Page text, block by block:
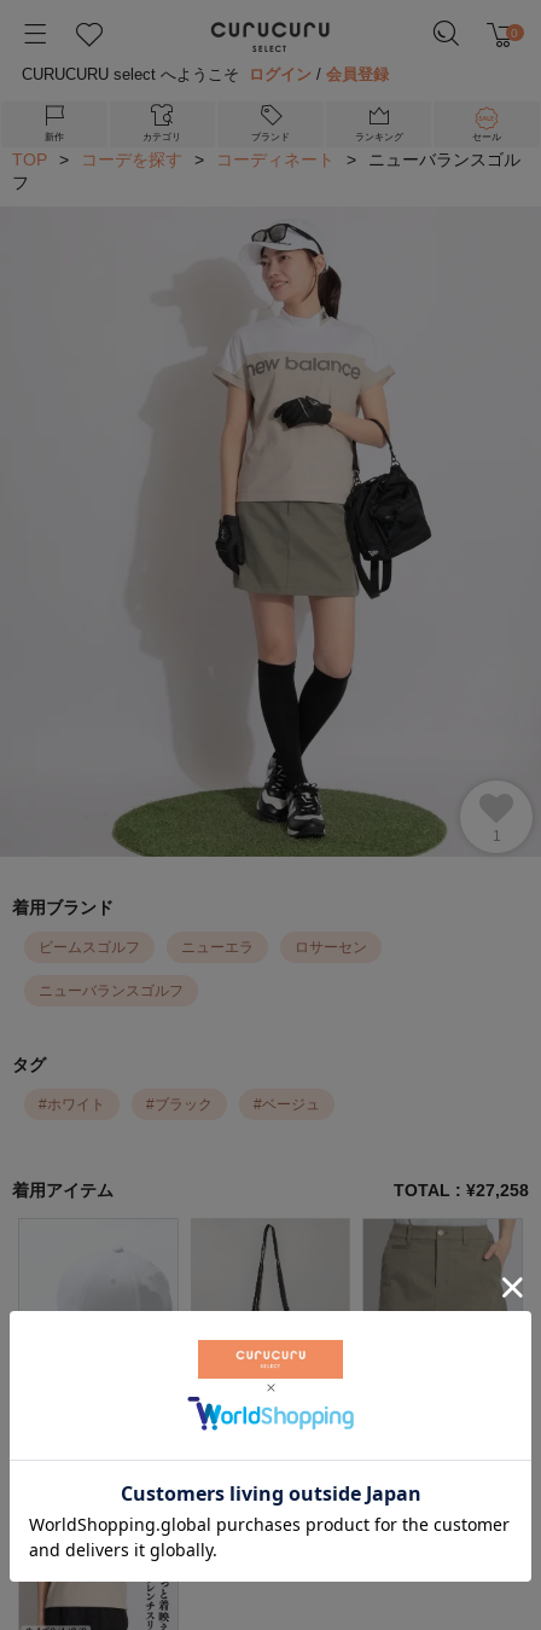
0
CURUCURU select へようこそ ログイン /会員登録
新作 カテゴリ ブランド ランキング セール
TOP > コーデを探す > コーディネート >
ニューバランスゴル
フ
1
着用ブランド
ビームスゴルフ ニューエラ ロサーセン
ニューバランスゴルフ
タグ
#ホワイト #ブラック #ベージュ
着用アイテム TOTAL : ¥27,258
ニューエラ